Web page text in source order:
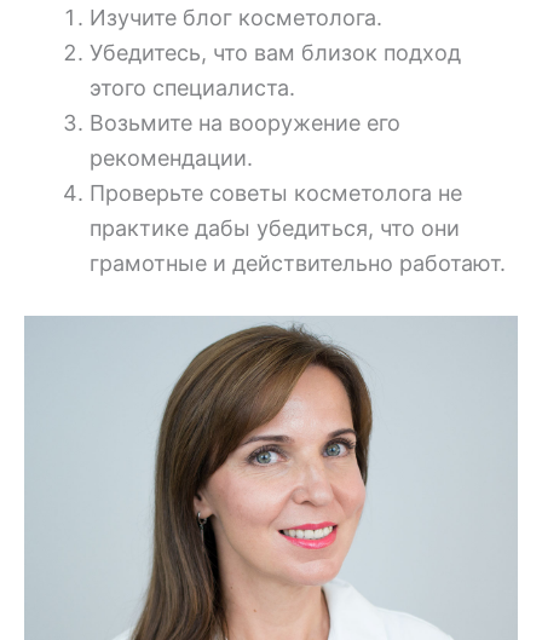
Изучите блог косметолога.
Убедитесь, что вам близок подход
этого специалиста.
Возьмите на вооружение его
рекомендации.
Проверьте советы косметолога не
практике дабы убедиться, что они
грамотные и действительно работают.